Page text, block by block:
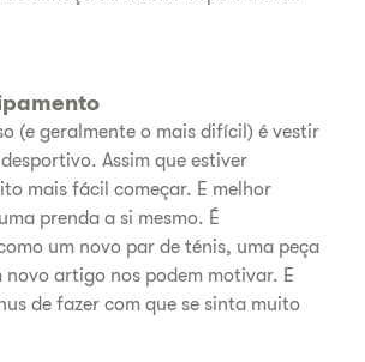
(e geralmente o mais difícil) é vestir
Assim que estiver
mais fácil começar. E melhor
prenda a si mesmo. É
um novo par de ténis, uma peça
novo artigo nos podem motivar. E
de fazer com que se sinta muito